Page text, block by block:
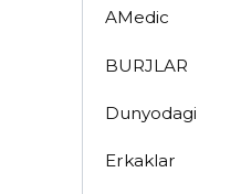
AMedic
BURJLAR
Dunyodagi
Erkaklar